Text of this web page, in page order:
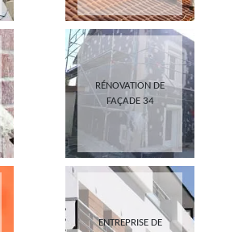
RÉNOVATION DE
FAÇADE 34
ENTREPRISE DE